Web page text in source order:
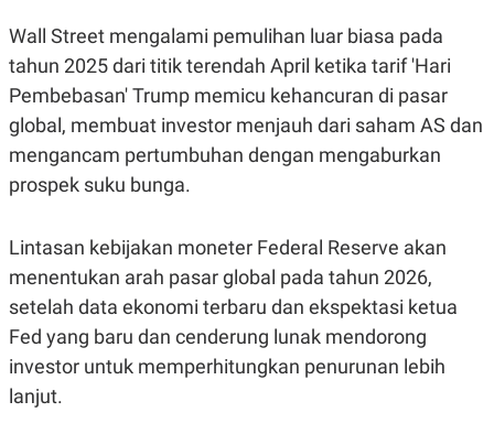
D
E
M
Y
A
S
E
.
D
L
N
A
A
N
C
E
T
A
K
N
J
E
M
I
T
E
N
Wall Street mengalami pemulihan luar biasa pada
tahun 2025 dari titik terendah April ketika tarif 'Hari
Pembebasan' Trump memicu kehancuran di pasar
global, membuat investor menjauh dari saham AS dan
mengancam pertumbuhan dengan mengaburkan
prospek suku bunga.
Lintasan kebijakan moneter Federal Reserve akan
menentukan arah pasar global pada tahun 2026,
setelah data ekonomi terbaru dan ekspektasi ketua
Fed yang baru dan cenderung lunak mendorong
investor untuk memperhitungkan penurunan lebih
lanjut.